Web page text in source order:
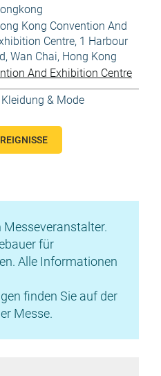
Kong Convention And
Centre, 1 Harbour
Wan Chai, Hong Kong
And Exhibition Centre
Kleidung & Mode
Messeveranstalter.
für
Alle Informationen
finden Sie auf der
Messe.